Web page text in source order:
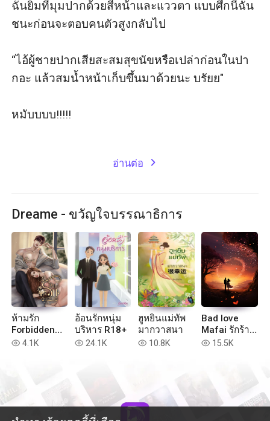
อ่านต่อ expand_more
Dreame - ขวัญใจบรรณาธิการ
ห้ามรัก
Forbidden
Love
read 4.1K
อ้อนรักหนุ่ม
บริหาร R18+
read 24.1K
ฮูหยินแม่ทัพ
มากวาสนา
read 10.8K
Bad love
Mafai รักร้าย
นายมาเฟีย
read 15.5K